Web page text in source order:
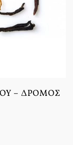
– ΔΡΌΜΟΣ